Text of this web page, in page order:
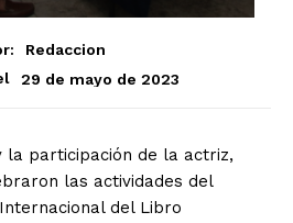
Redaccion
29 de mayo de 2023
la participación de la actriz,
las actividades del
del Libro